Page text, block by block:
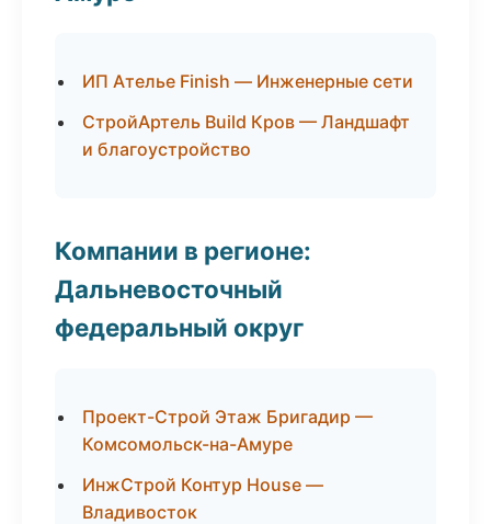
ИП Ателье Finish — Инженерные сети
СтройАртель Build Кров — Ландшафт
и благоустройство
Компании в регионе:
Дальневосточный
федеральный округ
Проект-Строй Этаж Бригадир —
Комсомольск-на-Амуре
ИнжСтрой Контур House —
Владивосток